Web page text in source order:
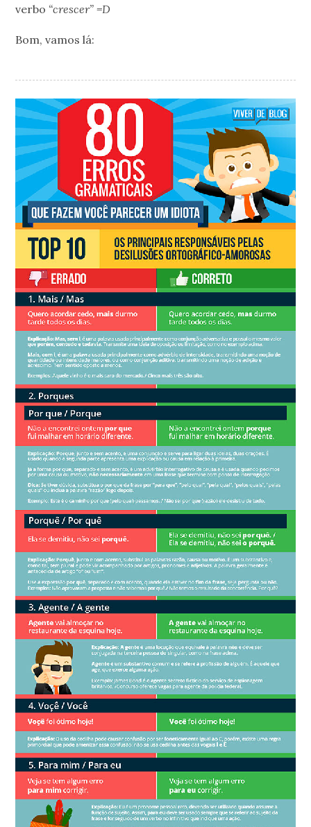
verbo “crescer” =D
Bom, vamos lá: